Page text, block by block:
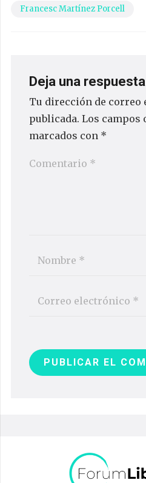
Francesc Martínez Porcell
Deja una respuesta
Tu dirección de correo
publicada. Los campos
marcados con *
PUBLICAR EL